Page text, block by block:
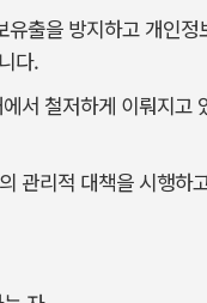
출을 방지하고 개인
다.
서 철저하게 이뤄지고
관리적 대책을 시행하